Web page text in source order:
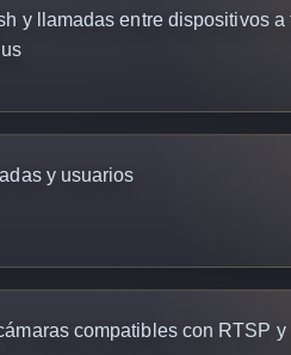
y llamadas entre dispositivos a
y usuarios
compatibles con RTSP y